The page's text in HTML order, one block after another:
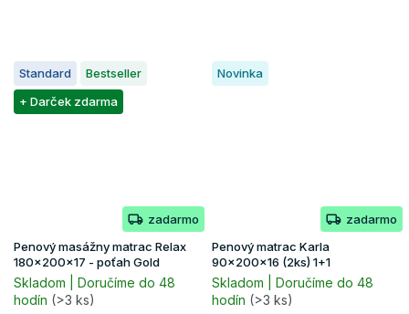
Standard
Bestseller
+ Darček zdarma
zadarmo
Penový masážny matrac Relax
180x200x17 - poťah Gold
Skladom | Doručíme do 48
hodín (>3 ks)
Novinka
zadarmo
Penový matrac Karla
90x200x16 (2ks) 1+1
Skladom | Doručíme do 48
hodín (>3 ks)